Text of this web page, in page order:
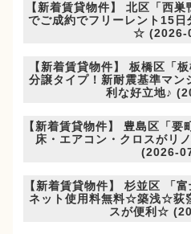
【新着賃貸物件】 北区「西
でご成約でフリーレント15
☆ (2026-
【新着賃貸物件】 板橋区「
分譲タイプ！新耐震基準マン
利な好立地♪
【新着賃貸物件】 豊島区「要
床・エアコン・クロスがリ
(2026-
【新着賃貸物件】 杉並区 「
ネット使用料無料☆築浅☆荻
スが便利☆